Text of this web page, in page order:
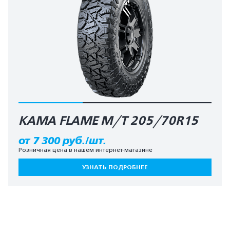
КАМА FLAME M/T 205/70R15
от 7 300 руб./шт.
Розничная цена в нашем интернет-магазине
УЗНАТЬ ПОДРОБНЕЕ